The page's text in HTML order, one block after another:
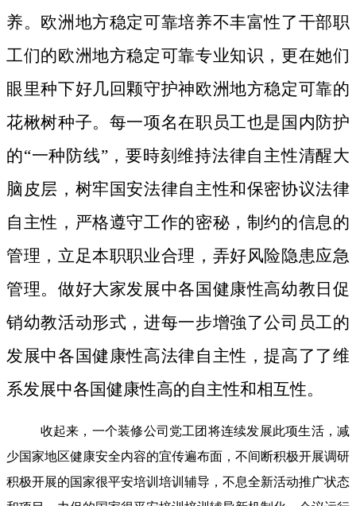
养。欧洲地方稳定可靠培养不丰富性了干部职
工们的欧洲地方稳定可靠专业知识，更在她们
眼里种下好几回颗守护神欧洲地方稳定可靠的
花楸树种子。 每一项名在职员工也是国内防护
的“一种防线”，要時刻维持法律自主性清醒大
脑皮层，树牢国安法律自主性和保密协议法律
自主性，严格遵守工作的密秘，制约的信息的
管理，立足本职职业合理，弄好风险隐患应急
管理。做好大家发展中各国健康性高幼教日促
销幼教活动形式，进每一步增強了公司员工的
发展中各国健康性高法律自主性，提高了了维
系发展中各国健康性高的自主性和相互性。
收起来，一个装修公司党工团将连续发展此项生活，减
少国家地区健康安全内容的宜传遍布面，不间断积极开展调研
积极开展的国家很平安培训培训辅导，不息全新活动推广状态